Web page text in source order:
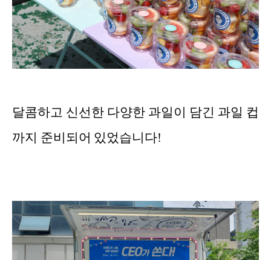
달콤하고 신선한 다양한 과일이 담긴 과일 컵
까지 준비되어 있었습니다!